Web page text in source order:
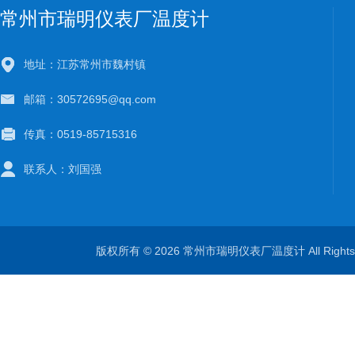
常州市瑞明仪表厂温度计
地址：江苏常州市魏村镇
邮箱：30572695@qq.com
传真：0519-85715316
联系人：刘国强
版权所有 © 2026 常州市瑞明仪表厂温度计 All